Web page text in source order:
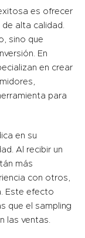
es ofrecer
alta calidad.
sino que
En
en crear
para
en su
Al recibir un
más
con otros,
Este efecto
que el sampling
las ventas.